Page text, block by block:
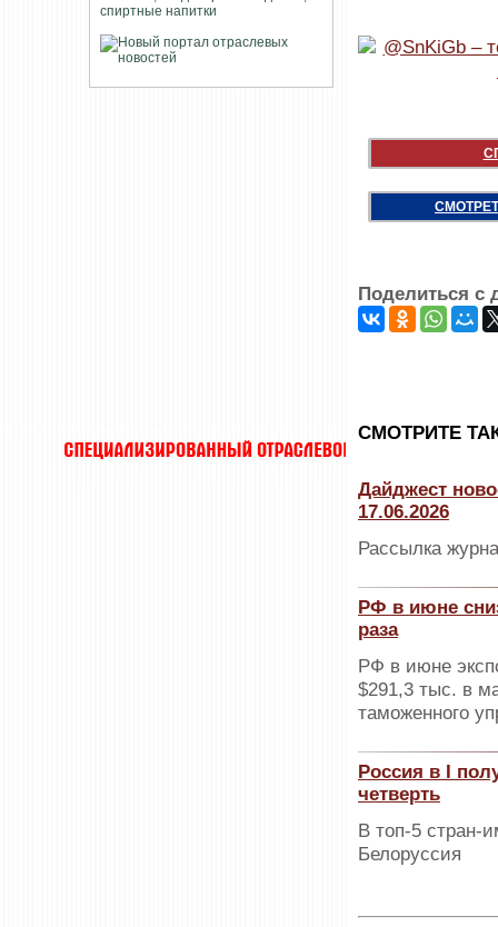
Поделиться с
CМОТРИТЕ
Дайджест
17.06.2026
Рассылка
РФ в июне
раза
РФ в июне
$291,3 тыс. в
таможенного
Россия в I
четверть
В топ-5 стран-
Белоруссия